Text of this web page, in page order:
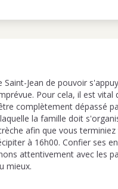
Jean de pouvoir
Pour cela, il est vital
complètement dépassé
la famille doit
afin que vous
à 16h00. Confier ses
attentivement avec les
mieux.